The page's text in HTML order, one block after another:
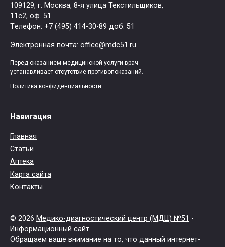
109129, г. Москва, ​8-я улица Текстильщиков,
11с2, оф. 51
Tелефон: +7 (495) 414-30-89 доб. 51
Электронная почта: office@mdc51.ru
Перед оказанием медицинской услуги врач
устанавливает отсутствие противопоказаний.
Политика конфиденциальности
Навигация
Главная
Статьи
Аптека
Карта сайта
Контакты
© 2026 Медико-диагностический центр (МДЦ) №51 -
Информационный сайт.
Обращаем ваше внимание на то, что данный интернет-